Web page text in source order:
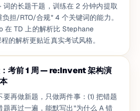
的长题干题，训练在 2 分钟内提取
担/RTO/合规" 4 个关键词的能力。
在 TD 上的解析比 Stephane
的解析更贴近真实考试风格。
考前 1 周 — re:Invent 架构演
要再做新题，只做两件事：(1) 把错题
题再过一遍，能默写出"为什么 A 错